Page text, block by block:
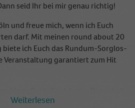
seid Ihr bei mir genau richtig!
und freue mich, wenn ich Euch
darf. Mit meinen round about 20
biete ich Euch das Rundum-Sorglos-
Veranstaltung garantiert zum Hit
bekommt Ihr alles, was das